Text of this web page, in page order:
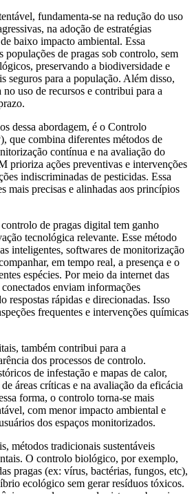
fundamenta-se na redução do uso
na adoção de estratégias
baixo impacto ambiental. Essa
populações de pragas sob controlo, sem
preservando a biodiversidade e
seguros para a população. Além disso,
uso de recursos e contribui para a
dessa abordagem, é o Controlo
que combina diferentes métodos de
contínua e na avaliação do
prioriza ações preventivas e intervenções
indiscriminadas de pesticidas. Essa
mais precisas e alinhadas aos princípios
de pragas digital tem ganho
tecnológica relevante. Esse método
inteligentes, softwares de monitorização
em tempo real, a presença e o
espécies. Por meio da internet das
enviam informações
respostas rápidas e direcionadas. Isso
frequentes e intervenções químicas
também contribui para a
dos processos de controlo.
de infestação e mapas de calor,
áreas críticas e na avaliação da eficácia
forma, o controlo torna-se mais
com menor impacto ambiental e
dos espaços monitorizados.
métodos tradicionais sustentáveis
O controlo biológico, por exemplo,
pragas (ex: vírus, bactérias, fungos, etc),
ecológico sem gerar resíduos tóxicos.